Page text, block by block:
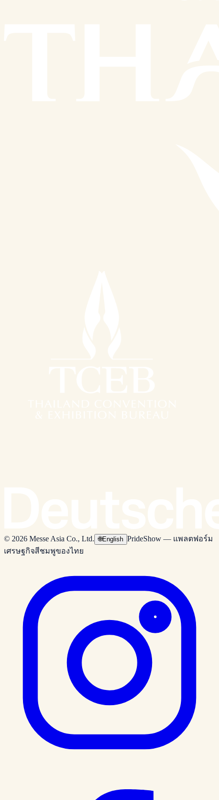
© 2026 Messe Asia Co., Ltd. 🌐English PrideShow — แพลตฟอร์ม
เศรษฐกิจสีชมพูของไทย